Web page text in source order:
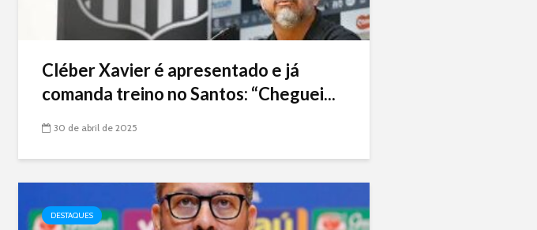
Cléber Xavier é apresentado e já
comanda treino no Santos: “Cheguei...
30 de abril de 2025
DESTAQUES